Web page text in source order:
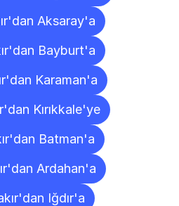
Aksaray'a
Bayburt'a
Karaman'a
Kırıkkale'ye
Batman'a
Ardahan'a
Iğdır'a